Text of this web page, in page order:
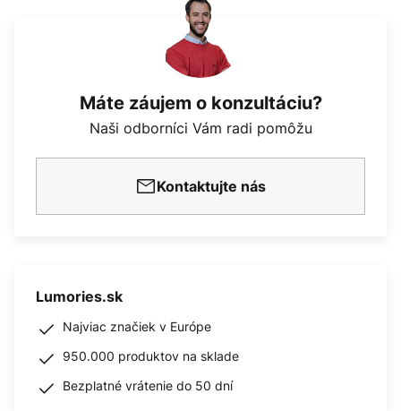
Máte záujem o konzultáciu?
Naši odborníci Vám radi pomôžu
Kontaktujte nás
Lumories.sk
Najviac značiek v Európe
950.000 produktov na sklade
Bezplatné vrátenie do 50 dní